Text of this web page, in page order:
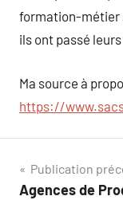
formation-métier
ils ont passé
Ma source à
https://
Publication
Agences de